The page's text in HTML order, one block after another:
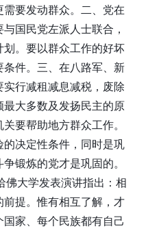
要发动群众。二、党在
国民党左派人士联合，
。要以群众工作的好坏
件。三、在八路军、新
行减租减息减税，废除
大多数及发扬民主的原
要帮助地方群众工作。
决定性条件，同时是巩
锻炼的党才是巩固的。
佛大学发表演讲指出：相
提。惟有相互了解，才
家、每个民族都有自己